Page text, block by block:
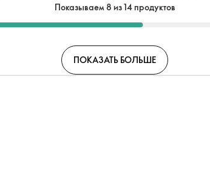
Показываем 8 из 14 продуктов
ПОКАЗАТЬ БОЛЬШЕ